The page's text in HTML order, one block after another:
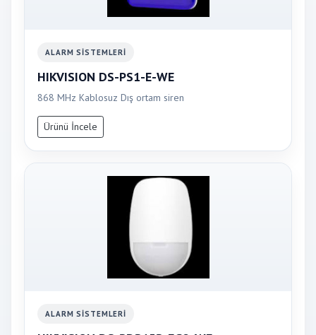
ALARM SISTEMLERI
HIKVISION DS-PS1-E-WE
868 MHz Kablosuz Dış ortam siren
Ürünü İncele
ALARM SISTEMLERI